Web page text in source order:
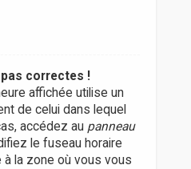
correctes !
affichée utilise un
de celui dans lequel
accédez au panneau
le fuseau horaire
à la zone où vous vous